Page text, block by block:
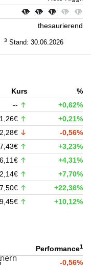
thesaurierend
3 Stand: 30.06.2026
Kurs
%
--
+0,62%
+0,21%
-0,56%
+3,23%
+4,31%
+7,70%
+22,36%
+10,12%
Performance1
-0,56%